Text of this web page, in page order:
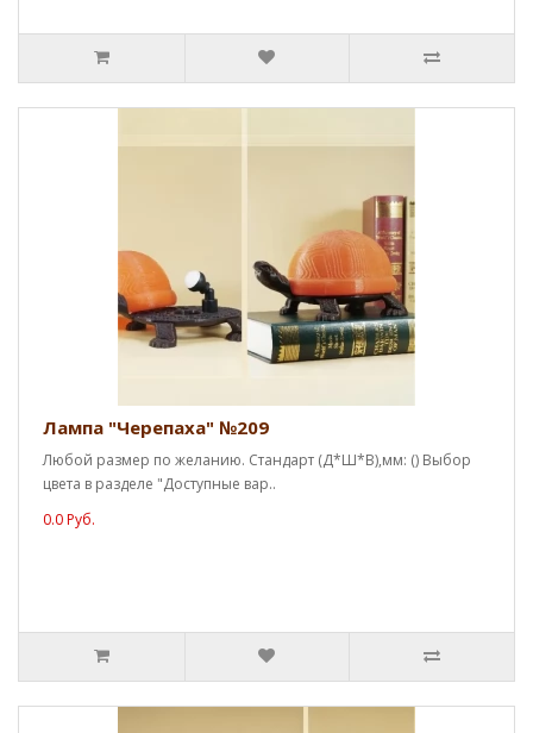
Лампа "Черепаха" №209
Любой размер по желанию. Стандарт (Д*Ш*В),мм: () Выбор
цвета в разделе "Доступные вар..
0.0 Руб.